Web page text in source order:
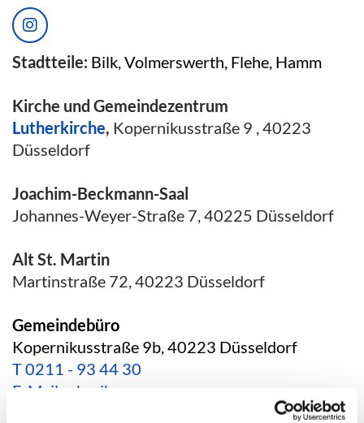
Stadtteile: Bilk, Volmerswerth, Flehe, Hamm
Kirche und Gemeindezentrum
Lutherkirche, Kopernikusstraße 9 , 40223
Düsseldorf
Joachim-Beckmann-Saal
Johannes-Weyer-Straße 7, 40225 Düsseldorf
Alt St. Martin
Martinstraße 72, 40223 Düsseldorf
Gemeindebüro
Kopernikusstraße 9b, 40223 Düsseldorf
T0211 - 93 44 30
E-Mail schreiben
*Aktuelle Hinweise zur Erreichbarkeit findest du